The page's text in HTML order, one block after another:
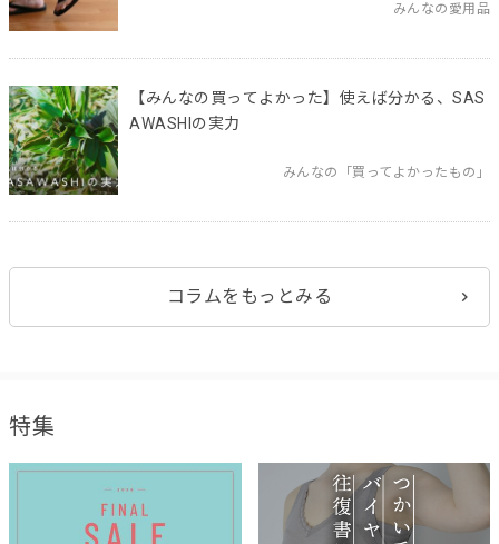
みんなの愛用品
【みんなの買ってよかった】使えば分かる、SAS
AWASHIの実力
みんなの「買ってよかったもの」
コラムをもっとみる
特集